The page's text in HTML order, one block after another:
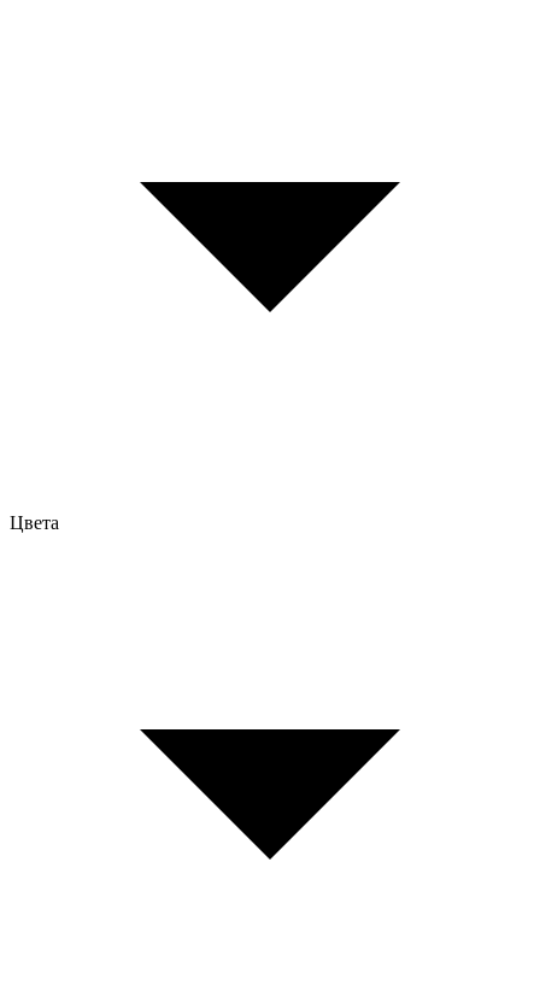
Цвета